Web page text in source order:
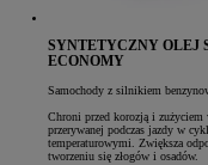
SYNTETYCZNY OLEJ
ECONOMY
Samochody z silnikiem
Chroni przed korozją i zużyciem
przerywanej podczas jazdy w
temperaturowymi. Zwiększa
tworzeniu się złogów i osadów.